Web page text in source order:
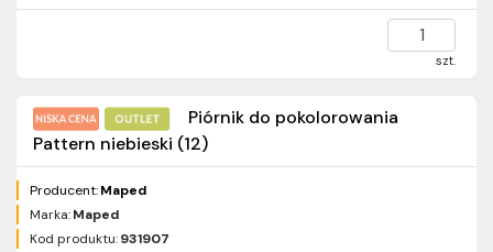
szt.
Piórnik do pokolorowania
Pattern niebieski (12)
Producent:Maped
Marka:Maped
Kod produktu:931907